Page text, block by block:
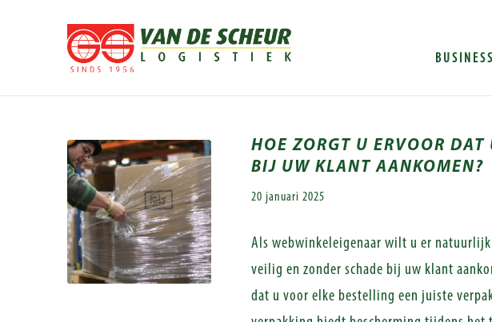
HOE ZORGT U ERVOOR
BIJ UW KLANT AANKOMEN?
20 januari 2025
Als webwinkeleigenaar wilt u er
veilig en zonder schade bij uw klant
dat u voor elke bestelling een juiste